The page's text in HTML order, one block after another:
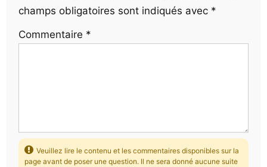
champs obligatoires sont indiqués avec *
Commentaire *
Veuillez lire le contenu et les commentaires disponibles sur la
page avant de poser une question. Il ne sera donné aucune suite